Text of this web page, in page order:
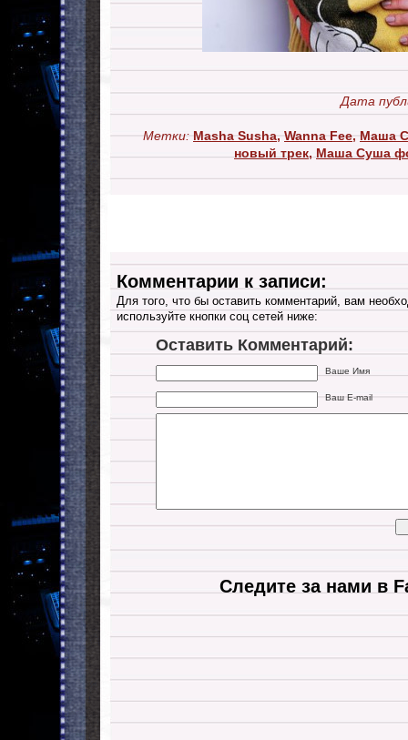
Дата
Метки: Masha Susha, Wanna Fee, Маша
новый трек, Маша Суша
Комментарии к записи:
Для того, что бы оставить комментарий, вам
используйте кнопки соц сетей ниже:
Оставить Комментарий:
Ваше Имя
Ваш E-mail
Следите за нами в